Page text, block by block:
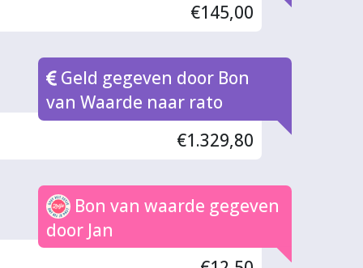
€145,00
Geld gegeven door Bon
van Waarde naar rato
€1.329,80
Bon van waarde gegeven
door Jan